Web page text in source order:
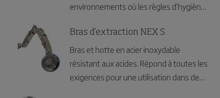
environnements où les règles d’hygiène
d'utilisation dans des environnements
contenant des poussières combustibles.
Bras d'extraction NEX S
Bras et hotte en acier inoxydable
résistant aux acides. Répond à toutes les
exigences pour une utilisation dans des